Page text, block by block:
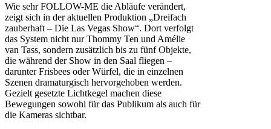
Wie sehr FOLLOW-ME die Abläufe verändert,
zeigt sich in der aktuellen Produktion „Dreifach
zauberhaft – Die Las Vegas Show“. Dort verfolgt
das System nicht nur Thommy Ten und Amélie
van Tass, sondern zusätzlich bis zu fünf Objekte,
die während der Show in den Saal fliegen –
darunter Frisbees oder Würfel, die in einzelnen
Szenen dramaturgisch hervorgehoben werden.
Gezielt gesetzte Lichtkegel machen diese
Bewegungen sowohl für das Publikum als auch für
die Kameras sichtbar.